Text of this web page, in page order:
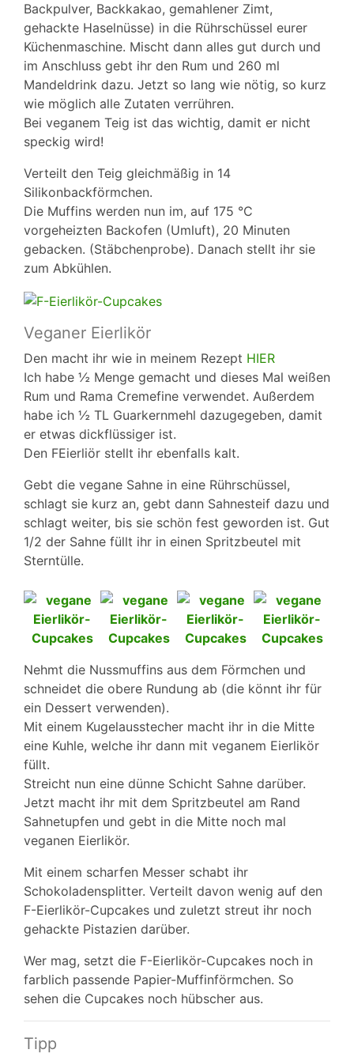
Backpulver, Backkakao, gemahlener Zimt,
gehackte Haselnüsse) in die Rührschüssel eurer
Küchenmaschine. Mischt dann alles gut durch und
im Anschluss gebt ihr den Rum und 260 ml
Mandeldrink dazu. Jetzt so lang wie nötig, so kurz
wie möglich alle Zutaten verrühren.
Bei veganem Teig ist das wichtig, damit er nicht
speckig wird!
Verteilt den Teig gleichmäßig in 14
Silikonbackförmchen.
Die Muffins werden nun im, auf 175 °C
vorgeheizten Backofen (Umluft), 20 Minuten
gebacken. (Stäbchenprobe). Danach stellt ihr sie
zum Abkühlen.
Veganer Eierlikör
Den macht ihr wie in meinem Rezept HIER
Ich habe ½ Menge gemacht und dieses Mal weißen
Rum und Rama Cremefine verwendet. Außerdem
habe ich ½ TL Guarkernmehl dazugegeben, damit
er etwas dickflüssiger ist.
Den FEierliör stellt ihr ebenfalls kalt.
Gebt die vegane Sahne in eine Rührschüssel,
schlagt sie kurz an, gebt dann Sahnesteif dazu und
schlagt weiter, bis sie schön fest geworden ist. Gut
1/2 der Sahne füllt ihr in einen Spritzbeutel mit
Sterntülle.
Nehmt die Nussmuffins aus dem Förmchen und
schneidet die obere Rundung ab (die könnt ihr für
ein Dessert verwenden).
Mit einem Kugelausstecher macht ihr in die Mitte
eine Kuhle, welche ihr dann mit veganem Eierlikör
füllt.
Streicht nun eine dünne Schicht Sahne darüber.
Jetzt macht ihr mit dem Spritzbeutel am Rand
Sahnetupfen und gebt in die Mitte noch mal
veganen Eierlikör.
Mit einem scharfen Messer schabt ihr
Schokoladensplitter. Verteilt davon wenig auf den
F-Eierlikör-Cupcakes und zuletzt streut ihr noch
gehackte Pistazien darüber.
Wer mag, setzt die F-Eierlikör-Cupcakes noch in
farblich passende Papier-Muffinförmchen. So
sehen die Cupcakes noch hübscher aus.
Tipp